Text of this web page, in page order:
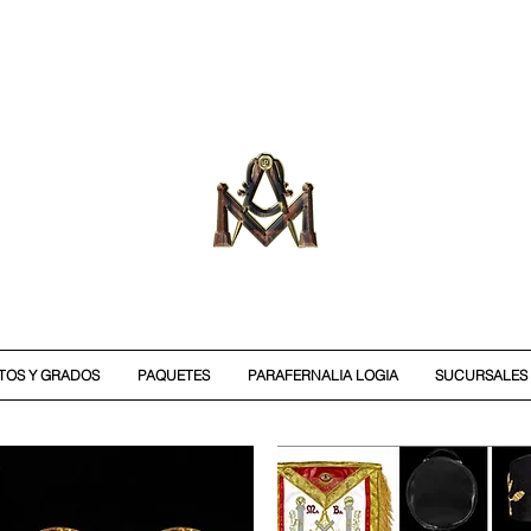
Y GRADOS PAQUETES PARAFERNALIA LOGIA SUCURSALES